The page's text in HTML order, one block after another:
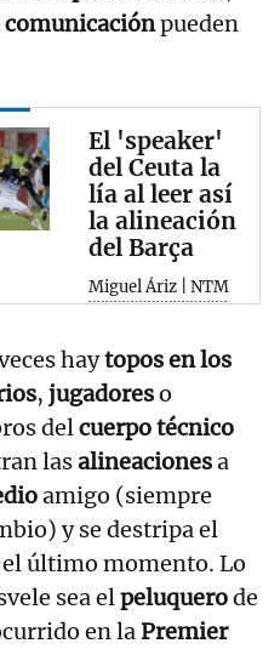
comunicaciónpueden
El 'speaker'
del Ceuta la
lía al leer así
la alineación
del Barça
Miguel Áriz | NTM
haytopos en los
, jugadoreso
delcuerpo técnico
lasalineacionesa
amigo (siempre
y se destripa el
último momento. Lo
sea elpeluquerode
en laPremier